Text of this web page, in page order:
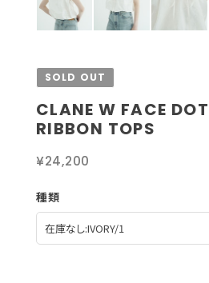
SOLD OUT
CLANE W FACE DOT
RIBBON TOPS
¥24,200
種類